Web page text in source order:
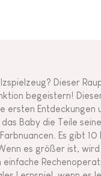
Dieser
begeistern!
ersten Entdeckungen
Baby die Teile
Es gibt 10
es größer ist, wird
einfache